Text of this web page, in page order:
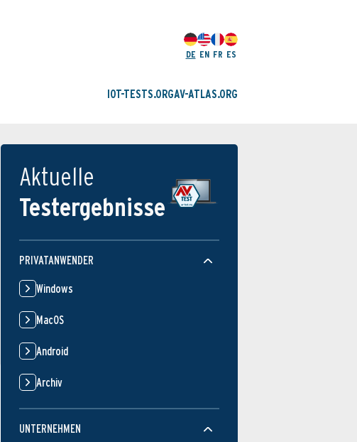
DE EN FR ES
IOT-TESTS.ORGAV-ATLAS.ORG
Aktuelle
Testergebnisse
PRIVATANWENDER
Windows
MacOS
Android
Archiv
UNTERNEHMEN